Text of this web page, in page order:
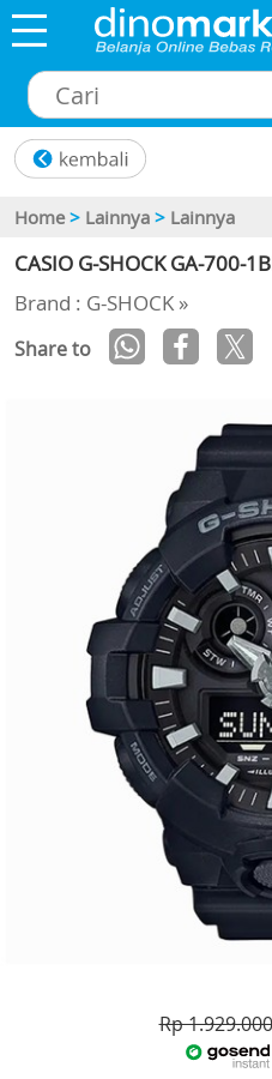
Home > Lainnya > Lainnya
CASIO G-SHOCK GA-700-
Brand : G-SHOCK »
Share to
Rp